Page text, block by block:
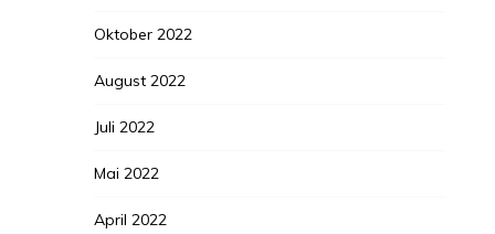
Oktober 2022
August 2022
Juli 2022
Mai 2022
April 2022